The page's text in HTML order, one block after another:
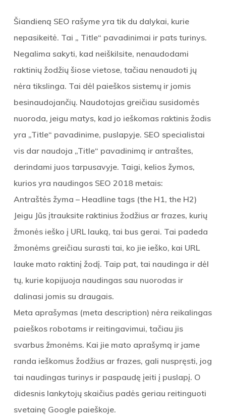
Šiandieną SEO rašyme yra tik du dalykai, kurie
nepasikeitė. Tai „ Title“ pavadinimai ir pats turinys.
Negalima sakyti, kad neiškilsite, nenaudodami
raktinių žodžių šiose vietose, tačiau nenaudoti jų
nėra tikslinga. Tai dėl paieškos sistemų ir jomis
besinaudojančių. Naudotojas greičiau susidomės
nuoroda, jeigu matys, kad jo ieškomas raktinis žodis
yra „Title“ pavadinime, puslapyje. SEO specialistai
vis dar naudoja „Title“ pavadinimą ir antraštes,
derindami juos tarpusavyje. Taigi, kelios žymos,
kurios yra naudingos SEO 2018 metais:
Antraštės žyma – Headline tags (the H1, the H2)
Jeigu Jūs įtrauksite raktinius žodžius ar frazes, kurių
žmonės ieško į URL lauką, tai bus gerai. Tai padeda
žmonėms greičiau surasti tai, ko jie ieško, kai URL
lauke mato raktinį žodį. Taip pat, tai naudinga ir dėl
tų, kurie kopijuoja naudingas sau nuorodas ir
dalinasi jomis su draugais.
Meta aprašymas (meta description) nėra reikalingas
paieškos robotams ir reitingavimui, tačiau jis
svarbus žmonėms. Kai jie mato aprašymą ir jame
randa ieškomus žodžius ar frazes, gali nuspręsti, jog
tai naudingas turinys ir paspaudę įeiti į puslapį. O
didesnis lankytojų skaičius padės geriau reitinguoti
svetainę Google paieškoje.